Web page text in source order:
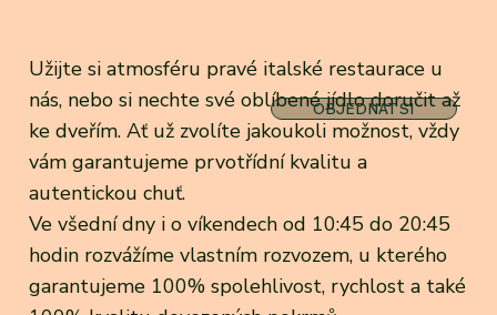
Užijte si atmosféru pravé italské restaurace u
nás, nebo si nechte své oblíbené jídlo doručit až
ke dveřím. Ať už zvolíte jakoukoli možnost, vždy
vám garantujeme prvotřídní kvalitu a
autentickou chuť.
Ve všední dny i o víkendech od 10:45 do 20:45
hodin rozvážíme vlastním rozvozem, u kterého
garantujeme 100% spolehlivost, rychlost a také
OBJEDNAT SI